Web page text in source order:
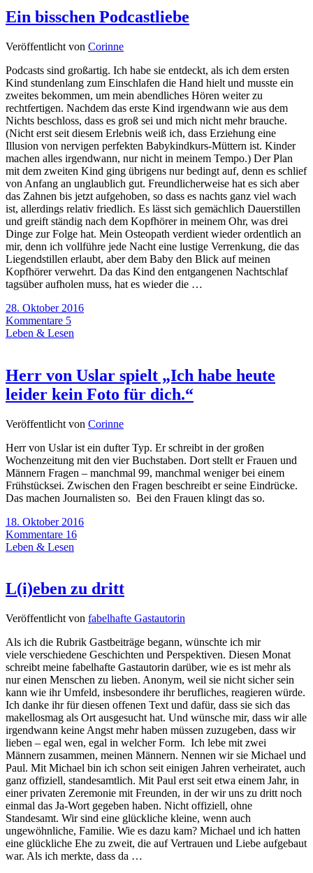
Ein bisschen Podcastliebe
Veröffentlicht von Corinne
Podcasts sind großartig. Ich habe sie entdeckt, als ich dem ersten
Kind stundenlang zum Einschlafen die Hand hielt und musste ein
zweites bekommen, um mein abendliches Hören weiter zu
rechtfertigen. Nachdem das erste Kind irgendwann wie aus dem
Nichts beschloss, dass es groß sei und mich nicht mehr brauche.
(Nicht erst seit diesem Erlebnis weiß ich, dass Erziehung eine
Illusion von nervigen perfekten Babykindkurs-Müttern ist. Kinder
machen alles irgendwann, nur nicht in meinem Tempo.) Der Plan
mit dem zweiten Kind ging übrigens nur bedingt auf, denn es schlief
von Anfang an unglaublich gut. Freundlicherweise hat es sich aber
das Zahnen bis jetzt aufgehoben, so dass es nachts ganz viel wach
ist, allerdings relativ friedlich. Es lässt sich gemächlich Dauerstillen
und greift ständig nach dem Kopfhörer in meinem Ohr, was drei
Dinge zur Folge hat. Mein Osteopath verdient wieder ordentlich an
mir, denn ich vollführe jede Nacht eine lustige Verrenkung, die das
Liegendstillen erlaubt, aber dem Baby den Blick auf meinen
Kopfhörer verwehrt. Da das Kind den entgangenen Nachtschlaf
tagsüber aufholen muss, hat es wieder die …
28. Oktober 2016
Kommentare 5
Leben & Lesen
Herr von Uslar spielt „Ich habe heute
leider kein Foto für dich.“
Veröffentlicht von Corinne
Herr von Uslar ist ein dufter Typ. Er schreibt in der großen
Wochenzeitung mit den vier Buchstaben. Dort stellt er Frauen und
Männern Fragen – manchmal 99, manchmal weniger bei einem
Frühstücksei. Zwischen den Fragen beschreibt er seine Eindrücke.
Das machen Journalisten so. Bei den Frauen klingt das so.
18. Oktober 2016
Kommentare 16
Leben & Lesen
L(i)eben zu dritt
Veröffentlicht von fabelhafte Gastautorin
Als ich die Rubrik Gastbeiträge begann, wünschte ich mir
viele verschiedene Geschichten und Perspektiven. Diesen Monat
schreibt meine fabelhafte Gastautorin darüber, wie es ist mehr als
nur einen Menschen zu lieben. Anonym, weil sie nicht sicher sein
kann wie ihr Umfeld, insbesondere ihr berufliches, reagieren würde.
Ich danke ihr für diesen offenen Text und dafür, dass sie sich das
makellosmag als Ort ausgesucht hat. Und wünsche mir, dass wir alle
irgendwann keine Angst mehr haben müssen zuzugeben, dass wir
lieben – egal wen, egal in welcher Form. Ich lebe mit zwei
Männern zusammen, meinen Männern. Nennen wir sie Michael und
Paul. Mit Michael bin ich schon seit einigen Jahren verheiratet, auch
ganz offiziell, standesamtlich. Mit Paul erst seit etwa einem Jahr, in
einer privaten Zeremonie mit Freunden, in der wir uns zu dritt noch
einmal das Ja-Wort gegeben haben. Nicht offiziell, ohne
Standesamt. Wir sind eine glückliche kleine, wenn auch
ungewöhnliche, Familie. Wie es dazu kam? Michael und ich hatten
eine glückliche Ehe zu zweit, die auf Vertrauen und Liebe aufgebaut
war. Als ich merkte, dass da …